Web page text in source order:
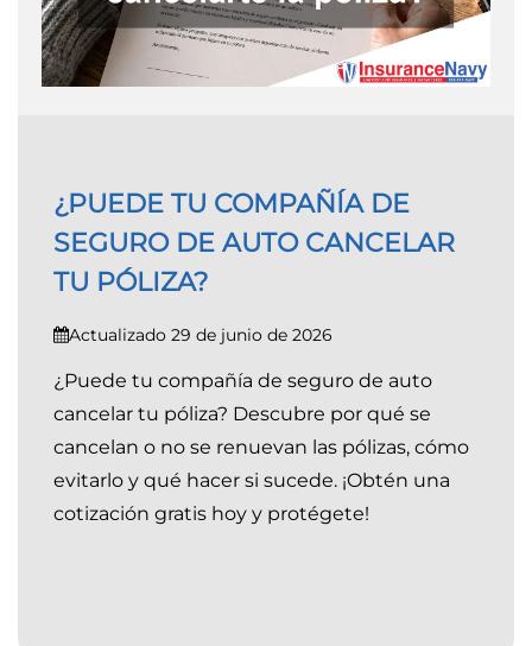
¿PUEDE TU COMPAÑÍA DE
SEGURO DE AUTO CANCELAR
TU PÓLIZA?
Actualizado 29 de junio de 2026
¿Puede tu compañía de seguro de auto
cancelar tu póliza? Descubre por qué se
cancelan o no se renuevan las pólizas, cómo
evitarlo y qué hacer si sucede. ¡Obtén una
cotización gratis hoy y protégete!